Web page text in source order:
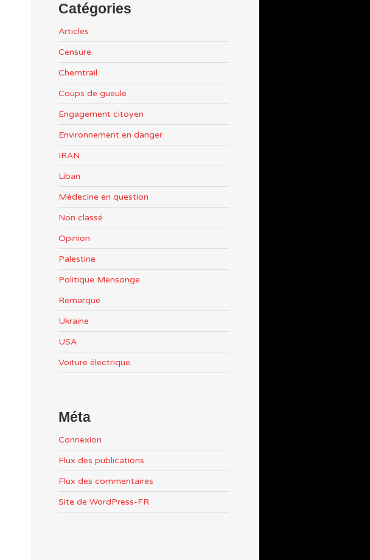
Catégories
Articles
Censure
Chemtrail
Coups de gueule
Engagement citoyen
Environnement en danger
IRAN
Liban
Médecine en question
Non classé
Opinion
Palestine
Politique Mensonge
Remarque
Ukraine
USA
Voiture électrique
Méta
Connexion
Flux des publications
Flux des commentaires
Site de WordPress-FR